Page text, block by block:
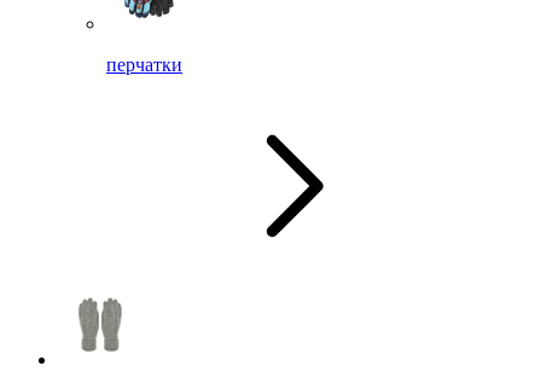
перчатки